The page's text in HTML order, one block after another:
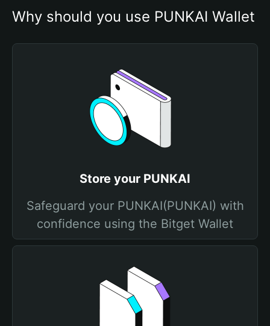
Why should you use PUNKAI Wallet
Store your PUNKAI
Safeguard your PUNKAI(PUNKAI) with
confidence using the Bitget Wallet